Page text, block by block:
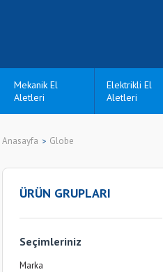
Mekanik El
Aletleri
Elektrikli El
Aletleri
Anasayfa Globe
ÜRÜN GRUPLARI
Seçimleriniz
Marka